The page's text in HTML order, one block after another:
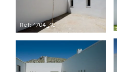
Ref: 1704_15